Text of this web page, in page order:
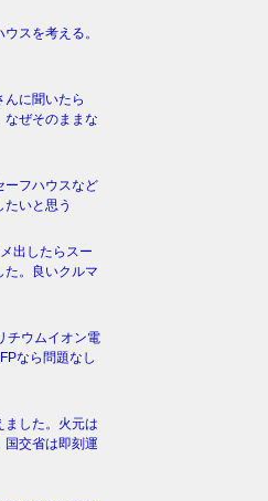
スを考える。
んに聞いたら
なぜそのままな
ーフハウスなど
いと思う
出したらスー
た。良いクルマ
ウムイオン電
なら問題なし
ました。火元は
国交省は即刻運